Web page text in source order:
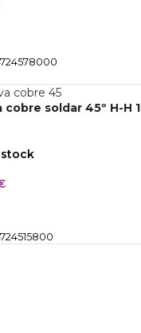
cobre soldar 45º H-H 1
stock